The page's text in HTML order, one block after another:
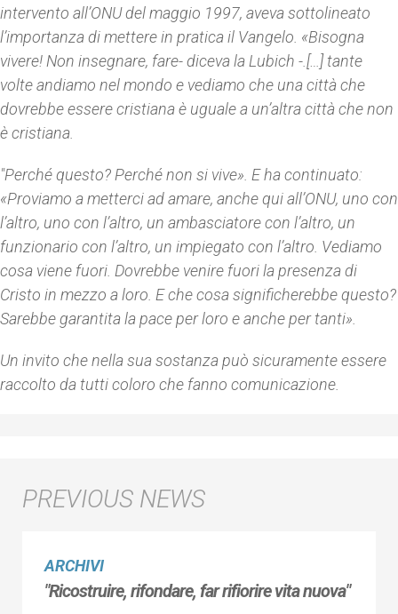
intervento all’ONU del maggio 1997, aveva sottolineato
l’importanza di mettere in pratica il Vangelo. «Bisogna
vivere! Non insegnare, fare- diceva la Lubich -.[…] tante
volte andiamo nel mondo e vediamo che una città che
dovrebbe essere cristiana è uguale a un’altra città che non
è cristiana.
"Perché questo? Perché non si vive». E ha continuato:
«Proviamo a metterci ad amare, anche qui all’ONU, uno con
l’altro, uno con l’altro, un ambasciatore con l’altro, un
funzionario con l’altro, un impiegato con l’altro. Vediamo
cosa viene fuori. Dovrebbe venire fuori la presenza di
Cristo in mezzo a loro. E che cosa significherebbe questo?
Sarebbe garantita la pace per loro e anche per tanti».
Un invito che nella sua sostanza può sicuramente essere
raccolto da tutti coloro che fanno comunicazione.
ARCHIVI
"Ricostruire, rifondare, far rifiorire vita nuova"